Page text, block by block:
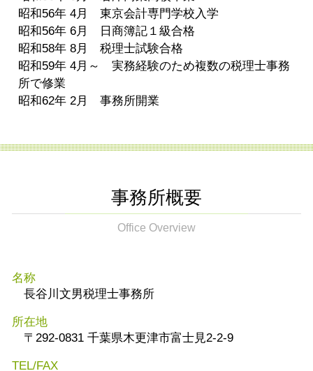
昭和56年 4月 東京会計専門学校入学
昭和56年 6月 日商簿記１級合格
昭和58年 8月 税理士試験合格
昭和59年 4月～ 実務経験のため複数の税理士事務
所で修業
昭和62年 2月 事務所開業
事務所概要
Office Overview
名称
長谷川文男税理士事務所
所在地
〒292-0831 千葉県木更津市富士見2-2-9
TEL/FAX